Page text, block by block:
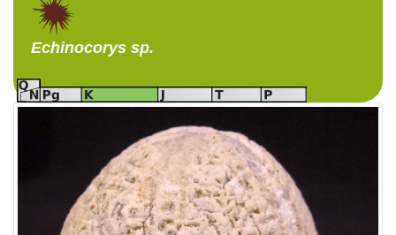
Echinocorys sp.